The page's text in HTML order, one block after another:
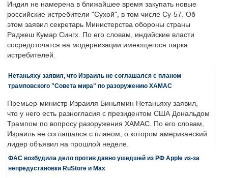
Индия не намерена в ближайшее время закупать новые
российские истребители "Сухой", в том числе Су-57. Об
этом заявил секретарь Министерства обороны страны
Раджеш Кумар Сингх. По его словам, индийские власти
сосредоточатся на модернизации имеющегося парка
истребителей.
Нетаньяху заявил, что Израиль не соглашался с планом
трамповского "Совета мира" по разоружению ХАМАС
Премьер-министр Израиля Биньямин Нетаньяху заявил,
что у него есть разногласия с президентом США Дональдом
Трампом по вопросу разоружения ХАМАС. По его словам,
Израиль не соглашался с планом, о котором американский
лидер объявил на прошлой неделе.
ФАС возбудила дело против давно ушедшей из РФ Apple из-за
непредустановки RuStore и Max